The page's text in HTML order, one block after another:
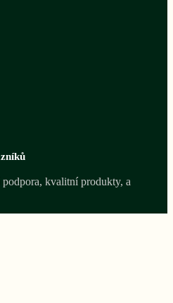
podpora, kvalitní produkty, a